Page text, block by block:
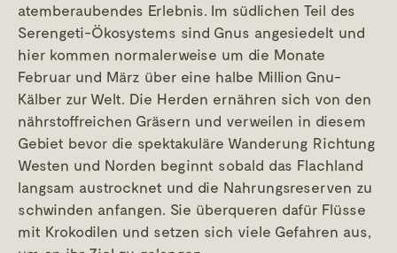
atemberaubendes Erlebnis. Im südlichen Teil des
Serengeti-Ökosystems sind Gnus angesiedelt und
hier kommen normalerweise um die Monate
Februar und März über eine halbe Million Gnu-
Kälber zur Welt. Die Herden ernähren sich von den
nährstoffreichen Gräsern und verweilen in diesem
Gebiet bevor die spektakuläre Wanderung Richtung
Westen und Norden beginnt sobald das Flachland
langsam austrocknet und die Nahrungsreserven zu
schwinden anfangen. Sie überqueren dafür Flüsse
mit Krokodilen und setzen sich viele Gefahren aus,